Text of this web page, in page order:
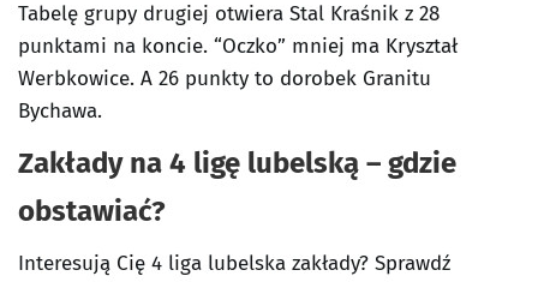
Tabelę grupy drugiej otwiera Stal Kraśnik z 28
punktami na koncie. “Oczko” mniej ma Kryształ
Werbkowice. A 26 punkty to dorobek Granitu
Bychawa.
Zakłady na 4 ligę lubelską – gdzie
obstawiać?
Interesują Cię 4 liga lubelska zakłady? Sprawdź